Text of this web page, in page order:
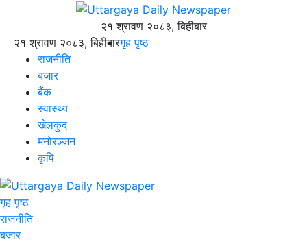
२१ श्रावण २०८३, बिहीबार
२१ श्रावण २०८३, बिहीबारगृह पृष्ठ
राजनीति
बजार
बैंक
स्वास्थ्य
खेलकुद
मनोरञ्जन
कृषि
गृह पृष्ठ
राजनीति
बजार